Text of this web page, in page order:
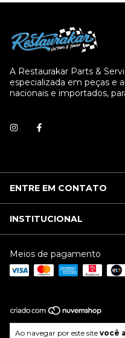
Ao navegar por este site você
A Restaurakar Parts &
especializada em peças e
nacionais e importados,
ENTRE EM CONTATO
INSTITUCIONAL
Meios de pagamento
Copyright Restaurakar Parts &
Todos os direitos reservados.